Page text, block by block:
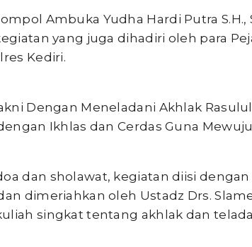
Ambuka Yudha Hardi Putra S.H.,
yang juga dihadiri oleh para
Kediri.
Dengan Meneladani Akhlak
Ikhlas dan Cerdas Guna
dan sholawat, kegiatan diisi
dimeriahkan oleh Ustadz Drs.
singkat tentang akhlak dan